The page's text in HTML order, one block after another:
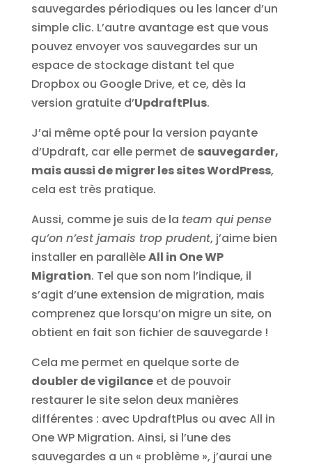
sauvegardes périodiques ou les lancer d’un
simple clic. L’autre avantage est que vous
pouvez envoyer vos sauvegardes sur un
espace de stockage distant tel que
Dropbox ou Google Drive, et ce, dès la
version gratuite d’UpdraftPlus.
J’ai même opté pour la version payante
d’Updraft, car elle permet de sauvegarder,
mais aussi de migrer les sites WordPress,
cela est très pratique.
Aussi, comme je suis de la team qui pense
qu’on n’est jamais trop prudent, j’aime bien
installer en parallèleAll in One WP
Migration. Tel que son nom l’indique, il
s’agit d’une extension de migration, mais
comprenez que lorsqu’on migre un site, on
obtient en fait son fichier de sauvegarde !
Cela me permet en quelque sorte de
doubler de vigilanceet de pouvoir
restaurer le site selon deux manières
différentes : avec UpdraftPlus ou avec All in
One WP Migration. Ainsi, si l’une des
sauvegardes a un « problème », j’aurai une